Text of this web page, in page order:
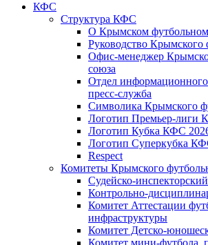
КФС
Структура КФС
О Крымском
Руководство Крымского
Офис-менеджер
союза
Отдел информационного
пресс-служба
Символика Крымского
Логотип Премьер-лиги
Логотип Кубка КФС
Логотип Суперкубка
Respect
Комитеты Крымского
Судейско-
Контрольно-
Комитет Аттестации
инфраструктуры
Комитет Детско-
Комитет мини-футбола,